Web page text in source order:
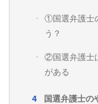
①国選弁護士
う？
②国選弁護士
がある
国選弁護士の